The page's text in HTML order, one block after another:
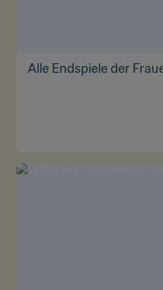
Alle Endspiele der